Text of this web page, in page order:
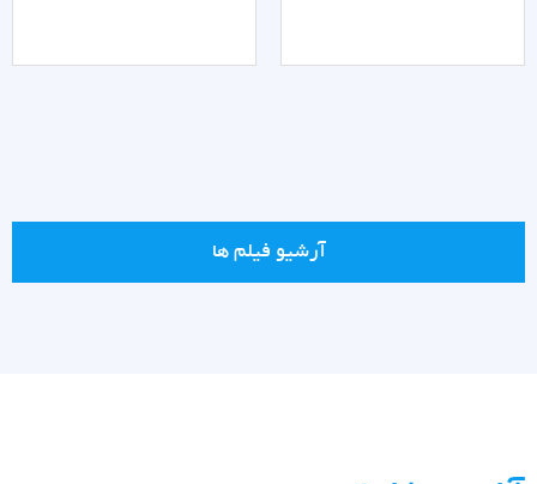
آرشیو فیلم ها